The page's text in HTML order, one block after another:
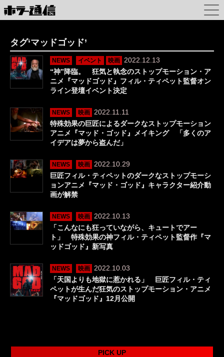
タグ‘マッドゴッド’
NEWS イベント 映画
2022.12.13
“神”降臨。 狂気と執念のストップモーション・ア
ニメ『マッドゴッド』フィル・ティペット監督オン
ライン登壇イベント決定
NEWS 映画
2022.11.11
特殊効果の巨匠によるダークなストップモーション
アニメ『マッド・ゴッド』メイキング 「多くのア
イデアは夢から盗んだ」
NEWS 映画
2022.10.29
巨匠フィル・ティペットのダークなストップモーシ
ョンアニメ『マッド・ゴッド』キャラクター紹介動
画が解禁
NEWS 映画
2022.10.13
「こんなにも狂っていながら、キュートでアー
ト」 特殊効果の神フィル・ティペット監督作『マ
ッドゴッド』新写真
NEWS 映画
2022.10.03
「天国よりも地獄に惹かれる」 巨匠フィル・ティ
ペットが生んだ狂気のストップモーション・アニメ
『マッドゴッド』12月公開
PICK UP